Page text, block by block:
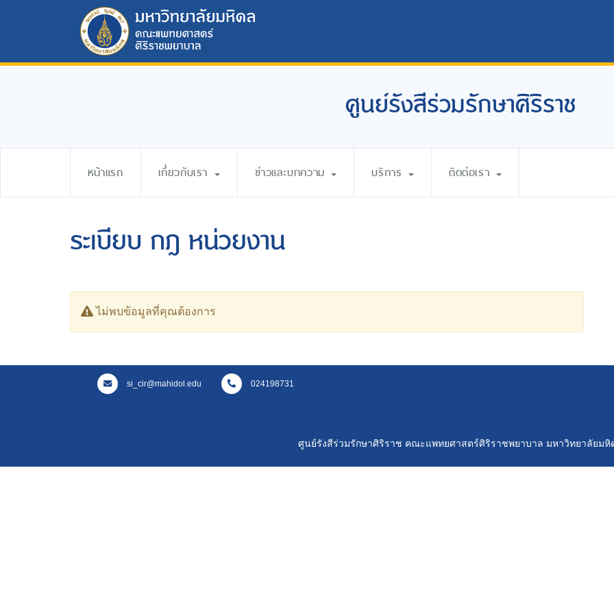
ศูนย์รังสีร่วมรักษาศิริราช
หน้าแรก เกี่ยวกับเรา ข่าวและบทความ บริการ ติดต่อเรา
ระเบียบ กฎ หน่วยงาน
ไม่พบข้อมูลที่คุณต้องการ
si_cir@mahidol.edu 024198731
ศูนย์รังสีร่วมรักษาศิริราช คณะแพทยศาสตร์ศิริราชพยาบาล มหาวิทยาลัยมหิ